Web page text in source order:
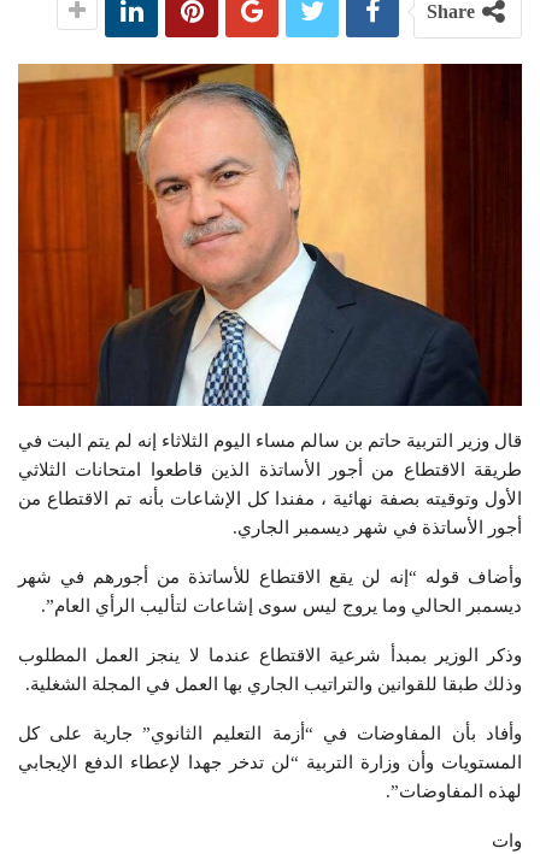
Share
قال وزير التربية حاتم بن سالم مساء اليوم الثلاثاء إنه لم يتم البت في
طريقة الاقتطاع من أجور الأساتذة الذين قاطعوا امتحانات الثلاثي
الأول وتوقيته بصفة نهائية ، مفندا كل الإشاعات بأنه تم الاقتطاع من
أجور الأساتذة في شهر ديسمبر الجاري.
وأضاف قوله “إنه لن يقع الاقتطاع للأساتذة من أجورهم في شهر
ديسمبر الحالي وما يروج ليس سوى إشاعات لتأليب الرأي العام”.
وذكر الوزير بمبدأ شرعية الاقتطاع عندما لا ينجز العمل المطلوب
وذلك طبقا للقوانين والتراتيب الجاري بها العمل في المجلة الشغلية.
وأفاد بأن المفاوضات في “أزمة التعليم الثانوي” جارية على كل
المستويات وأن وزارة التربية “لن تدخر جهدا لإعطاء الدفع الإيجابي
لهذه المفاوضات”.
وات